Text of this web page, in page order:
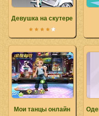
Девушка на скутере
Мои танцы онлайн